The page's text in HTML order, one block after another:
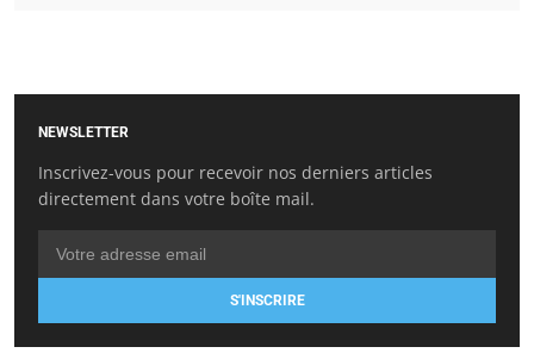
NEWSLETTER
Inscrivez-vous pour recevoir nos derniers articles
directement dans votre boîte mail.
S'INSCRIRE